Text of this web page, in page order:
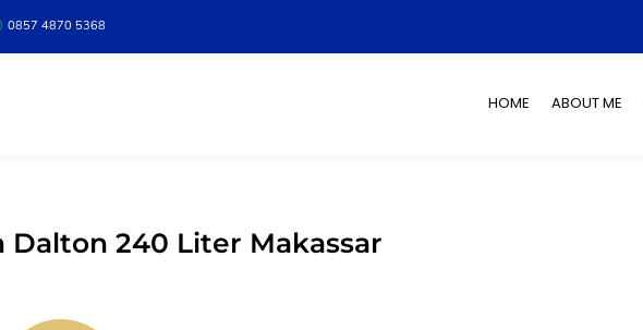
0857 4870 5368
HOME ABOUT ME
240 Liter Makassar